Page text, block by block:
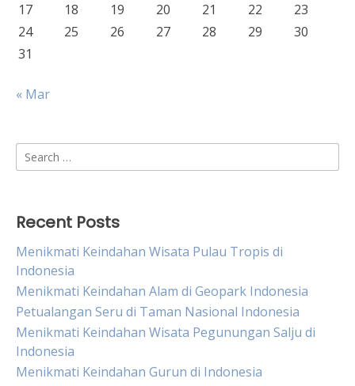
17
18 19 20 21 22
23
24
25 26 27 28 29
30
31
« Mar
Search
for:
Recent Posts
Menikmati Keindahan Wisata Pulau Tropis di
Indonesia
Menikmati Keindahan Alam di Geopark Indonesia
Petualangan Seru di Taman Nasional Indonesia
Menikmati Keindahan Wisata Pegunungan Salju di
Indonesia
Menikmati Keindahan Gurun di Indonesia